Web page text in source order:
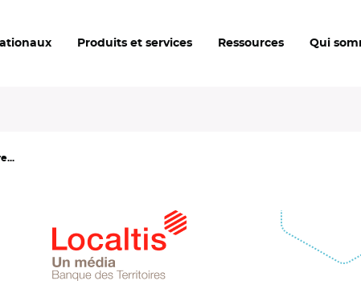
Produits et services Ressources Qui